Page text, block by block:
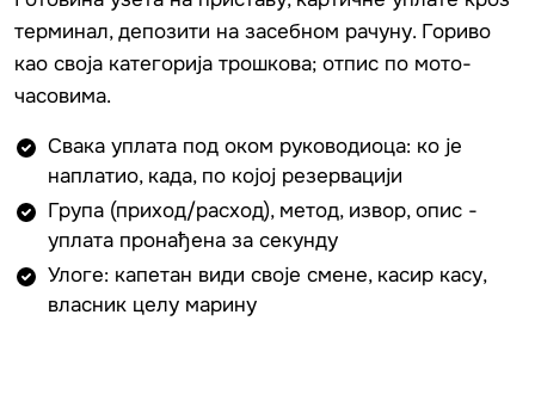
терминал, депозити на засебном рачуну. Гориво
као своја категорија трошкова; отпис по мото-
часовима.
Свака уплата под оком руководиоца: ко је
наплатио, када, по којој резервацији
Група (приход/расход), метод, извор, опис -
уплата пронађена за секунду
Улоге: капетан види своје смене, касир касу,
власник целу марину